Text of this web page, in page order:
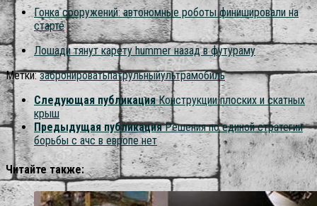
Гонка сооружений: автономные роботы финишировали на
старте
Лошади тянут карету hummer назад в футураму
Метки: забронироватьпатрульныйультрамобиль
Следующая публикация Конструкции плоских и скатных
крыш
Предыдущая публикация Решения по единой стратегии
борьбы с ачс в европе нет
Читайте также: